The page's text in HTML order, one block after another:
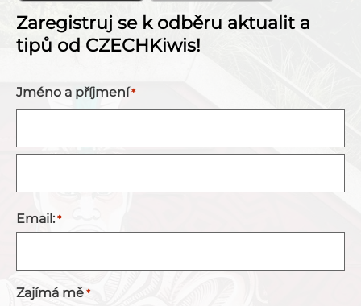
Zaregistruj se k odběru aktualit a
tipů od CZECHKiwis!
Jméno a příjmení *
Email: *
Zajímá mě *